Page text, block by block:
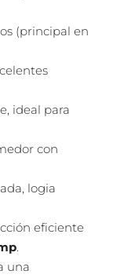
(principal en
ideal para
con
logia
eficiente
.
una